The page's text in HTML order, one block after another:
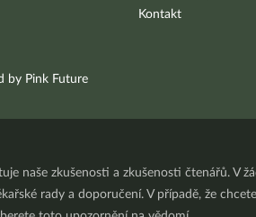
Kontakt
by Pink Future
naše zkušenosti a zkušenosti čtenářů. V
rady a doporučení. V případě, že